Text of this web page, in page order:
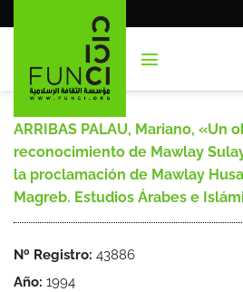
al
ARRIBAS PALAU, Mariano, «Un
reconocimiento de Mawlay
la proclamación de Mawlay
Magreb. Estudios Árabes e
Nº Registro: 43886
Año: 1994